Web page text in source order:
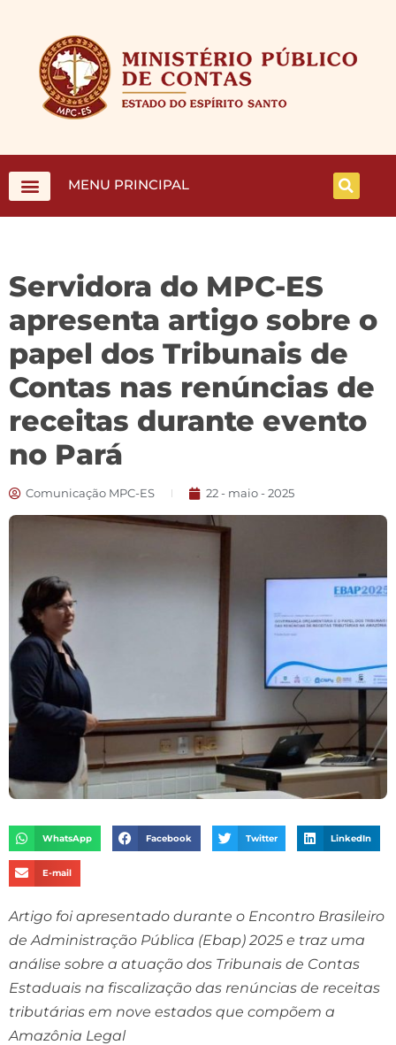
MENU PRINCIPAL
Servidora do MPC-ES
apresenta artigo sobre o
papel dos Tribunais de
Contas nas renúncias de
receitas durante evento
no Pará
Comunicação MPC-ES 22 - maio - 2025
WhatsApp Facebook Twitter LinkedIn
E-mail
Artigo foi apresentado durante o Encontro Brasileiro
de Administração Pública (Ebap) 2025 e traz uma
análise sobre a atuação dos Tribunais de Contas
Estaduais na fiscalização das renúncias de receitas
tributárias em nove estados que compõem a
Amazônia Legal